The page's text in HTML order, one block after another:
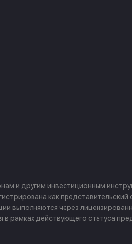
и другим инвестиционным
как
выполняются через
рамках действующего статуса